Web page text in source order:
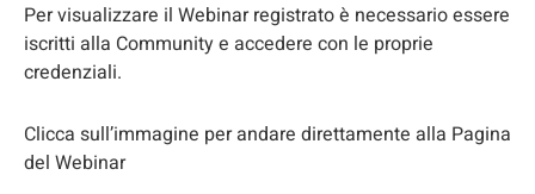
Per visualizzare il Webinar registrato è necessario essere
iscritti alla Community e accedere con le proprie
credenziali.
Clicca sull’immagine per andare direttamente alla Pagina
del Webinar